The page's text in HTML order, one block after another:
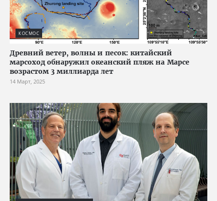
КОСМОС
Древний ветер, волны и песок: китайский
марсоход обнаружил океанский пляж на Марсе
возрастом 3 миллиарда лет
14 Март, 2025